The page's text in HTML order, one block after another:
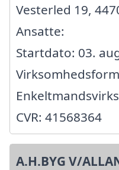
Vesterled 19,
Ansatte:
Startdato: 03.
CVR: 41568364
A.H.BYG V/